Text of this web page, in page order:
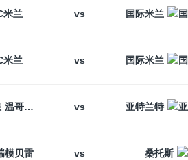
米兰 vs 国际米兰
米兰 vs 国际米兰
温哥华白浪 vs 亚特兰特
模贝雷 vs 桑托斯